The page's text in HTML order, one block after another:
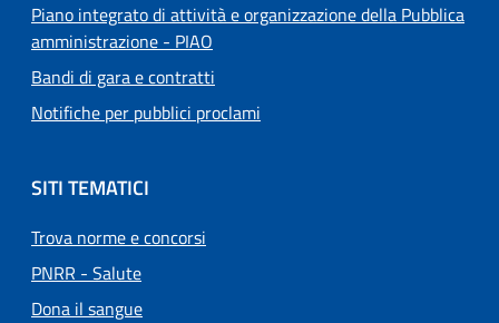
Piano integrato di attività e organizzazione della Pubblica
amministrazione - PIAO
Bandi di gara e contratti
Notifiche per pubblici proclami
SITI TEMATICI
Trova norme e concorsi
PNRR - Salute
Dona il sangue